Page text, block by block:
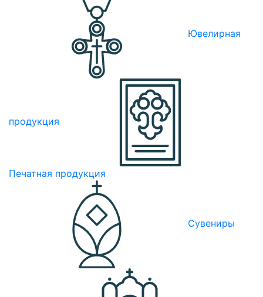
Ювелирная
продукция
Печатная продукция
Сувениры